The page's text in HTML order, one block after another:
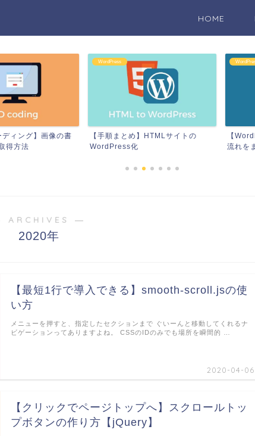
HOME
ディング】画像の書
得方法
WordPress
【手順まとめ】HTMLサイトの
WordPress化
【
流れを
ARCHIVES ―
2020年
【最短1行で導入できる】smooth-scroll.jsの使
い方
2020-04-06
メニューを押すと、指定したセクションまで ぐいーんと移動してくれるナ
ビゲーションってありますよね。 CSSのIDのみでも場所を瞬間的 …
【クリックでページトップへ】スクロールトッ
プボタンの作り方【jQuery】